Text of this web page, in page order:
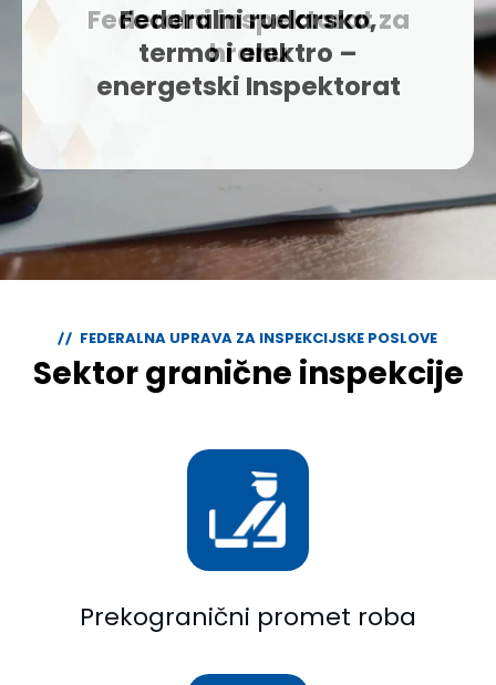
Federalni rudarsko,
termo i elektro –
energetski Inspektorat
FEDERALNA UPRAVA ZA INSPEKCIJSKE POSLOVE
Sektor granične inspekcije
Prekogranični promet roba